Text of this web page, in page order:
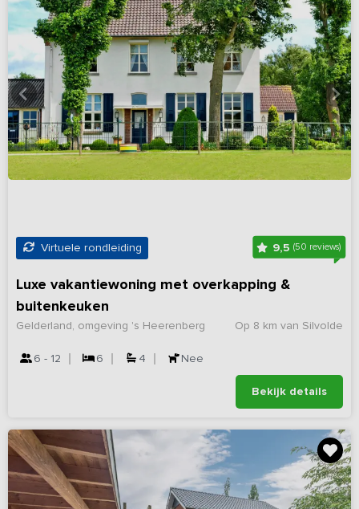
Virtuele rondleiding 9,5 (50 reviews)
Luxe vakantiewoning met overkapping &
buitenkeuken
Op 8 km van Silvolde
Gelderland, omgeving 's Heerenberg
6 - 12 6 4 Nee
Bekijk details